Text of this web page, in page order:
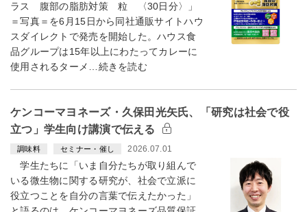
ラス 腹部の脂肪対策 粒 〈30日分〉」
＝写真＝を6月15日から同社通販サイトハウ
スダイレクトで発売を開始した。ハウス食
品グループは15年以上にわたってカレーに
使用されるターメ…続きを読む
ケンコーマヨネーズ・久保田光矢氏、「研究は社会で役
立つ」学生向け講演で伝える
調味料 セミナー・催し 2026.07.01
学生たちに「いま自分たちが取り組んで
いる微生物に関する研究が、社会で立派に
役立つことを自分の言葉で伝えたかった」